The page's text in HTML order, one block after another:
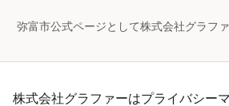
弥富市公式ページとして株式会社グラフ
株式会社グラファーはプライバシー